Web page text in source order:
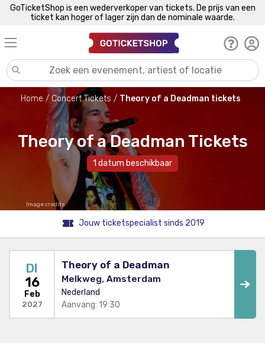
GoTicketShop is een wederverkoper van tickets. De prijs van een
ticket kan hoger of lager zijn dan de nominale waarde.
Home Concert Tickets Theory of a Deadman tickets
Theory of a Deadman Tickets
1 datum beschikbaar
Image credits
Jouw ticketspecialist sinds 2019
DI
16
Feb
2027
Theory of a Deadman
Melkweg, Amsterdam
Nederland
Aanvang: 19:30